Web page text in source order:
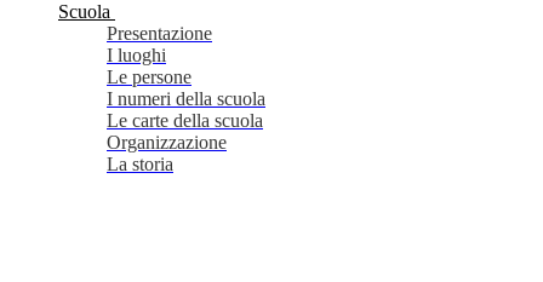
Scuola
Presentazione
I luoghi
Le persone
I numeri della scuola
Le carte della scuola
Organizzazione
La storia